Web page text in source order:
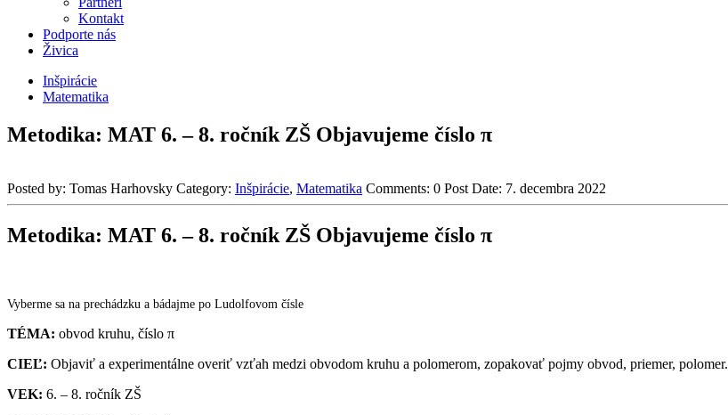
Kontakt
Podporte nás
Živica
Inšpirácie
Matematika
Metodika: MAT 6. – 8. ročník ZŠ Objavujeme číslo π
Posted by: Tomas Harhovsky Category: Inšpirácie, Matematika Comments: 0 Post Date: 7. decembra 2022
Metodika: MAT 6. – 8. ročník ZŠ Objavujeme číslo π
Vyberme sa na prechádzku a bádajme po Ludolfovom čísle
TÉMA: obvod kruhu, číslo π
CIEĽ: Objaviť a experimentálne overiť vzťah medzi obvodom kruhu a polomerom, zopakovať pojmy obvod, priemer,
VEK: 6. – 8. ročník ZŠ